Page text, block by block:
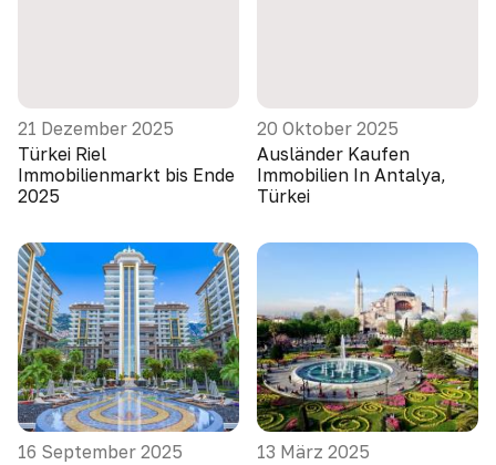
21 Dezember 2025
Türkei Riel
Immobilienmarkt bis Ende
2025
20 Oktober 2025
Ausländer Kaufen
Immobilien In Antalya,
Türkei
16 September 2025
13 März 2025